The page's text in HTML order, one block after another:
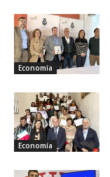
Economía
Economía